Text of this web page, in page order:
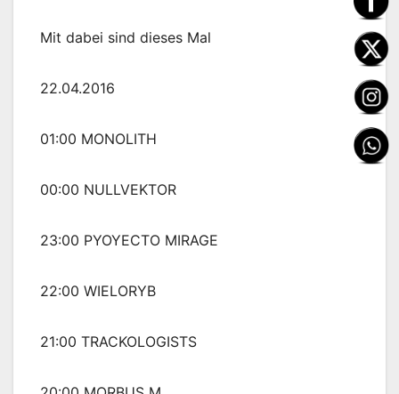
Mit dabei sind dieses Mal
22.04.2016
01:00 MONOLITH
00:00 NULLVEKTOR
23:00 PYOYECTO MIRAGE
22:00 WIELORYB
21:00 TRACKOLOGISTS